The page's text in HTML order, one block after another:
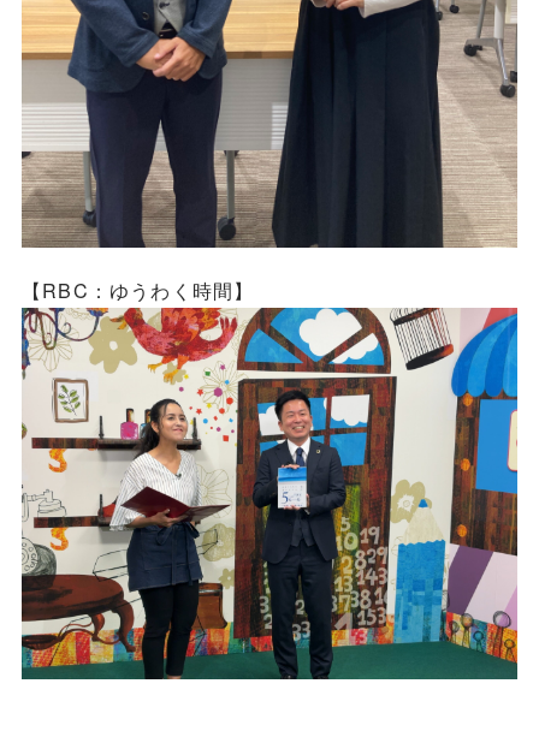
【RBC：ゆうわく時間】